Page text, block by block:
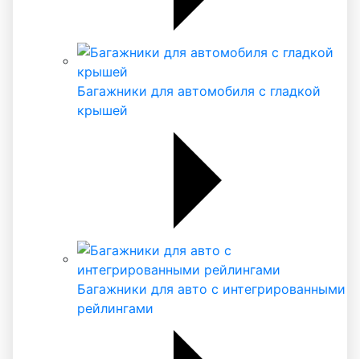
Багажники для автомобиля с гладкой
крышей
Багажники для авто с интегрированными
рейлингами